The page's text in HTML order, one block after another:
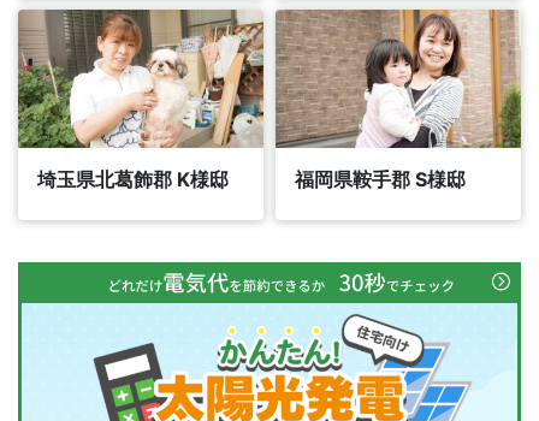
埼玉県北葛飾郡 K様邸 福岡県鞍手郡 S様邸